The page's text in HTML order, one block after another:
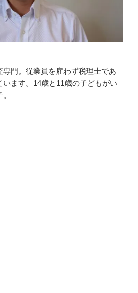
門。従業員を雇わず税理士であ
います。14歳と11歳の子どもがい